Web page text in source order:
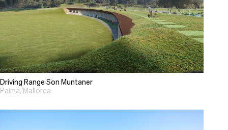
Driving Range Son Muntaner
Palma, Mallorca